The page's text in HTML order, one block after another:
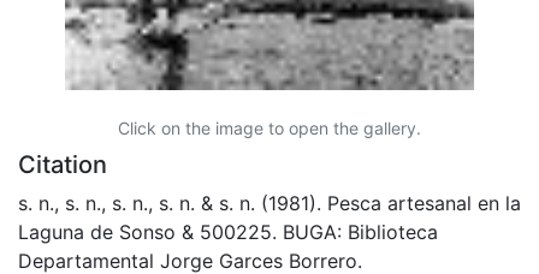
Click on the image to open the gallery.
Citation
s. n., s. n., s. n., s. n. & s. n. (1981). Pesca artesanal en la
Laguna de Sonso & 500225. BUGA: Biblioteca
Departamental Jorge Garces Borrero.